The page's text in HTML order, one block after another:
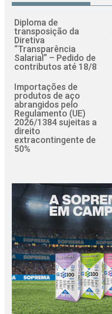
Diploma de
transposição da
Diretiva
“Transparência
Salarial” – Pedido de
contributos até 18/8
Importações de
produtos de aço
abrangidos pelo
Regulamento (UE)
2026/1384 sujeitas a
direito
extracontingente de
50%